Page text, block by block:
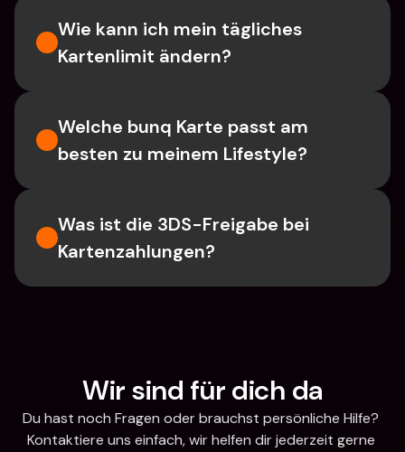
Wie kann ich mein tägliches
Kartenlimit ändern?
Welche bunq Karte passt am
besten zu meinem Lifestyle?
Was ist die 3DS-Freigabe bei
Kartenzahlungen?
Wir sind für dich da
Du hast noch Fragen oder brauchst persönliche Hilfe?
Kontaktiere uns einfach, wir helfen dir jederzeit gerne